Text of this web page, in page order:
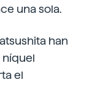
una sola.
han
níquel
el